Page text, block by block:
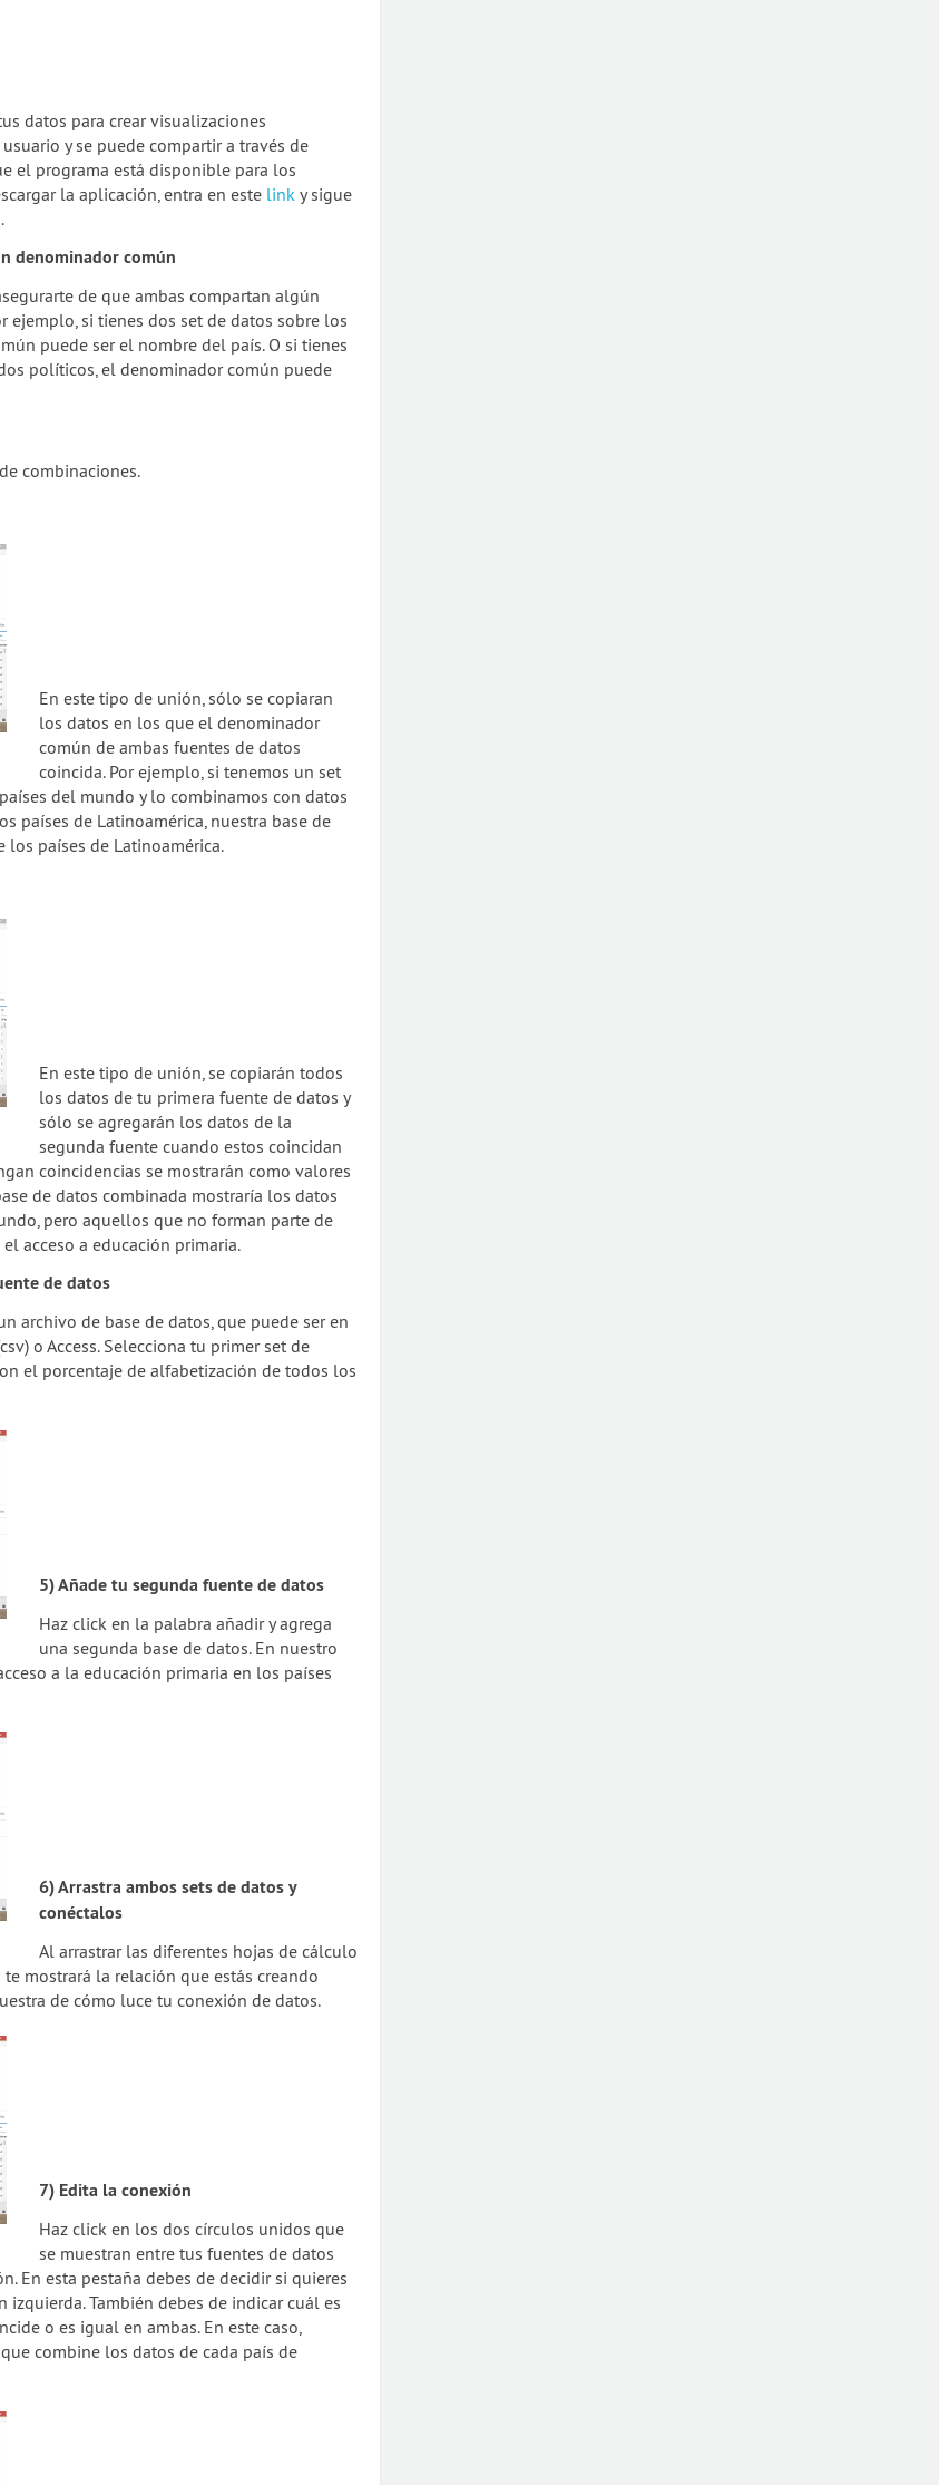
datos para crear visualizaciones
y se puede compartir a través de
el programa está disponible para los
la aplicación, entra en este link y sigue
denominador común
de que ambas compartan algún
ejemplo, si tienes dos set de datos sobre los
puede ser el nombre del país. O si tienes
políticos, el denominador común puede
combinaciones.
En este tipo de unión, sólo se copiaran
los datos en los que el denominador
común de ambas fuentes de datos
coincida. Por ejemplo, si tenemos un set
del mundo y lo combinamos con datos
países de Latinoamérica, nuestra base de
países de Latinoamérica.
En este tipo de unión, se copiarán todos
los datos de tu primera fuente de datos y
sólo se agregarán los datos de la
segunda fuente cuando estos coincidan
coincidencias se mostrarán como valores
de datos combinada mostraría los datos
pero aquellos que no forman parte de
acceso a educación primaria.
de datos
archivo de base de datos, que puede ser en
o Access. Selecciona tu primer set de
el porcentaje de alfabetización de todos los
5) Añade tu segunda fuente de datos
Haz click en la palabra añadir y agrega
una segunda base de datos. En nuestro
a la educación primaria en los países
6) Arrastra ambos sets de datos y
conéctalos
Al arrastrar las diferentes hojas de cálculo
mostrará la relación que estás creando
de cómo luce tu conexión de datos.
7) Edita la conexión
Haz click en los dos círculos unidos que
se muestran entre tus fuentes de datos
En esta pestaña debes de decidir si quieres
También debes de indicar cuál es
o es igual en ambas. En este caso,
combine los datos de cada país de